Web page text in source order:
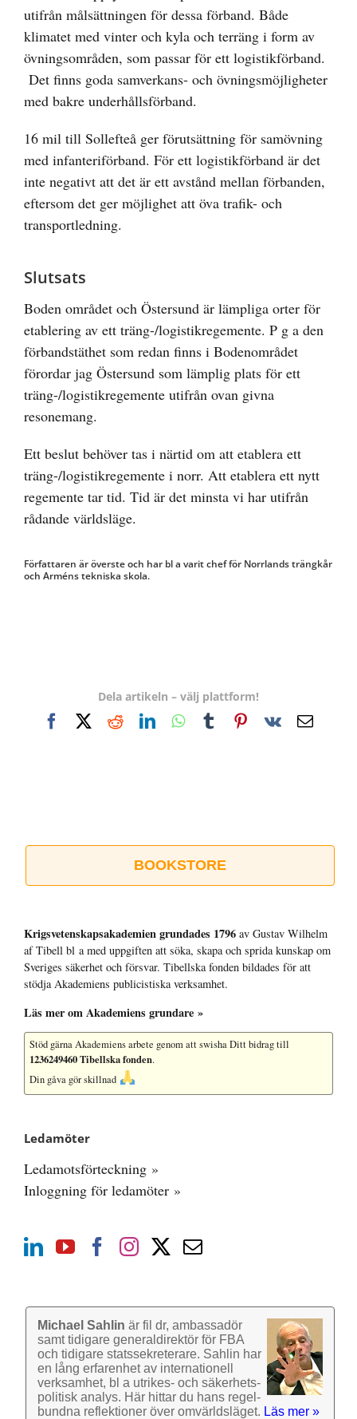
utifrån målsättningen för dessa förband. Både
klimatet med vinter och kyla och terräng i form av
övningsområden, som passar för ett logistikförband.
Det finns goda samverkans- och övningsmöjligheter
med bakre underhållsförband.
16 mil till Sollefteå ger förutsättning för samövning
med infanteriförband. För ett logistikförband är det
inte negativt att det är ett avstånd mellan förbanden,
eftersom det ger möjlighet att öva trafik- och
transportledning.
Slutsats
Boden området och Östersund är lämpliga orter för
etablering av ett träng-/logistikregemente. P g a den
förbandstäthet som redan finns i Bodenområdet
förordar jag Östersund som lämplig plats för ett
träng-/logistikregemente utifrån ovan givna
resonemang.
Ett beslut behöver tas i närtid om att etablera ett
träng-/logistikregemente i norr. Att etablera ett nytt
regemente tar tid. Tid är det minsta vi har utifrån
rådande världsläge.
Författaren är överste och har bl a varit chef för Norrlands trängkår
och Arméns tekniska skola.
Dela artikeln – välj plattform!
FacebookRedditLinkedInWhatsApp
TumblrPinterest
Vk
E-
BOOKSTORE
Krigsvetenskap­sakademien grundades 1796 av Gustav Wilhelm
af Tibell bl a med uppgiften att söka, skapa och sprida kunskap om
Sveriges säkerhet och försvar. Tibellska fonden bildades för att
stödja Akademiens publicistiska verksamhet.
Läs mer om Akademiens grundare »
Stöd gärna Akademiens arbete genom att swisha Ditt bidrag till
1236249460 Tibellska fonden.
Din gåva gör skillnad
Ledamöter
Ledamotsförteckning »
Inloggning för ledamöter »
Michael Sahlin är fil dr, ambassadör
samt tidigare general­direktör för FBA
och tidigare stats­sekre­terare. Sahlin har
en lång erfarenhet av inter­nationell
verk­samhet, bl a utrikes- och säkerhets­
politisk analys. Här hittar du hans regel­
bundna reflek­tioner över omvärlds­läget. Läs mer »